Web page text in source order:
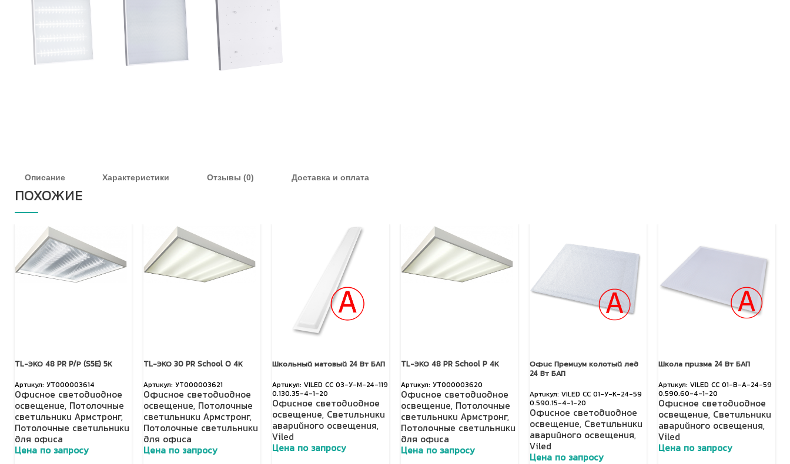
Описание Характеристики Отзывы (0) Доставка и оплата
ПОХОЖИЕ
TL-ЭКО 48 PR P/Р (S5E) 5К
УТ000003614
Офисное светодиодное
освещение, Потолочные
светильники Армстронг,
Потолочные светильники
для офиса
Цена по запросу
TL-ЭКО 30 PR School O 4К
УТ000003621
Офисное светодиодное
освещение, Потолочные
светильники Армстронг,
Потолочные светильники
для офиса
Цена по запросу
Школьный матовый 24 Вт БАП
VILED СС 03-У-М-24-119
0.130.35-4-1-20
Офисное светодиодное
освещение, Светильники
аварийного освещения,
Viled
Цена по запросу
TL-ЭКО 48 PR School P 4К
УТ000003620
Офисное светодиодное
освещение, Потолочные
светильники Армстронг,
Потолочные светильники
для офиса
Цена по запросу
Офис Премиум колотый лед
24 Вт БАП
VILED СС 01-У-К-24-59
0.590.15-4-1-20
Офисное светодиодное
освещение, Светильники
аварийного освещения,
Viled
Цена по запросу
Школа призма 24 Вт БАП
VILED СС 01-В-А-24-59
0.590.60-4-1-20
Офисное светодиодное
освещение, Светильники
аварийного освещения,
Viled
Цена по запросу